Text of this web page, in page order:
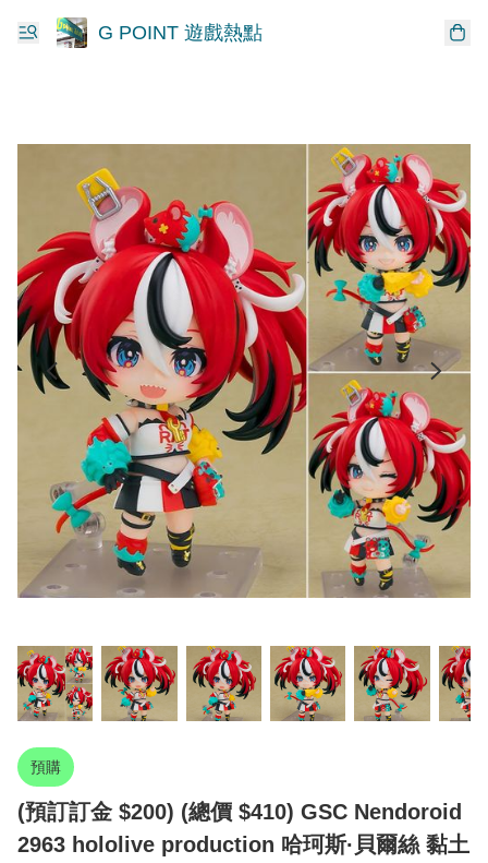
G POINT 遊戲熱點
預購
(預訂訂金 $200) (總價 $410) GSC Nendoroid
2963 hololive production 哈珂斯·貝爾絲 黏土